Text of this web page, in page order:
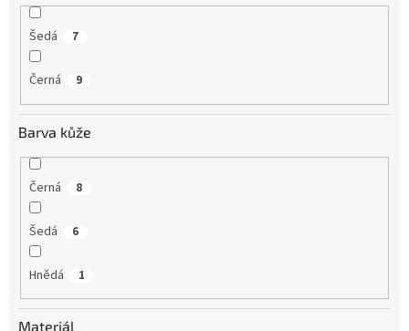
Šedá 7
Černá 9
Barva kůže
Černá 8
Šedá 6
Hnědá 1
Materiál